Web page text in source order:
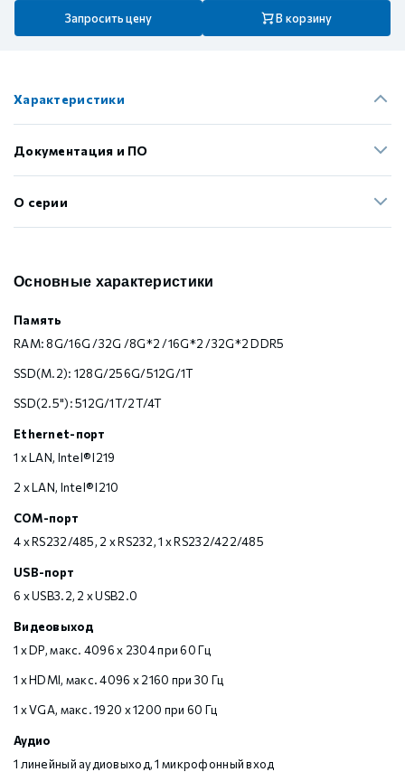
Запросить цену В корзину
Характеристики
Документация и ПО
О серии
Основные характеристики
Память
RAM: 8G/16G /32G /8G*2 /16G*2 /32G*2 DDR5
SSD(M.2): 128G/256G/512G/1T
SSD(2.5"): 512G/1T/2T/4T
Ethernet-порт
1 x LAN, Intel® I219
2 x LAN, Intel® I210
COM-порт
4 x RS232/485, 2 x RS232, 1 х RS232/422/485
USB-порт
6 х USB3.2, 2 х USB2.0
Видеовыход
1 x DP, макс. 4096 x 2304 при 60 Гц
1 x HDMI, макс. 4096 x 2160 при 30 Гц
1 x VGA, макс. 1920 x 1200 при 60 Гц
Аудио
1 линейный аудиовыход, 1 микрофонный вход